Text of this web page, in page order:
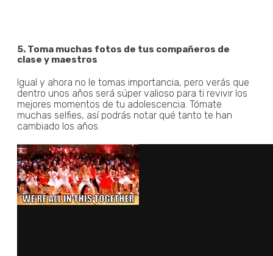
5. Toma muchas fotos de tus compañeros de
clase y maestros
Igual y ahora no le tomas importancia, pero verás que
dentro unos años será súper valioso para ti revivir los
mejores momentos de tu adolescencia. Tómate
muchas selfies, así podrás notar qué tanto te han
cambiado los años.